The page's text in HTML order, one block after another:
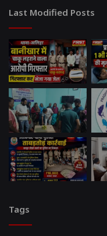
Last Modified Posts
Tags